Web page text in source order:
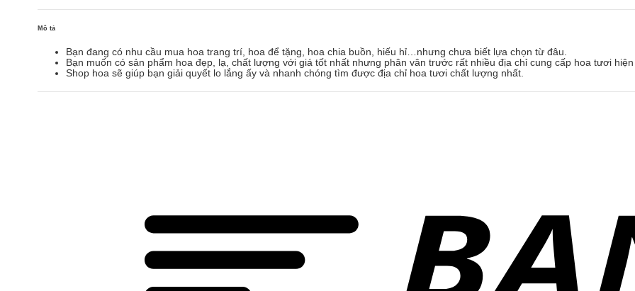
số
Mô tả
Bạn đang có nhu cầu mua hoa trang trí, hoa để tặng, hoa chia buồn, hiếu hỉ…nhưng chưa biết lựa chọn từ đâu.
Bạn muốn có sản phẩm hoa đẹp, lạ, chất lượng với giá tốt nhất nhưng phân vân trước rất nhiều địa chỉ cung cấp hoa tươi hiện
Shop hoa sẽ giúp bạn giải quyết lo lắng ấy và nhanh chóng tìm được địa chỉ hoa tươi chất lượng nhất.